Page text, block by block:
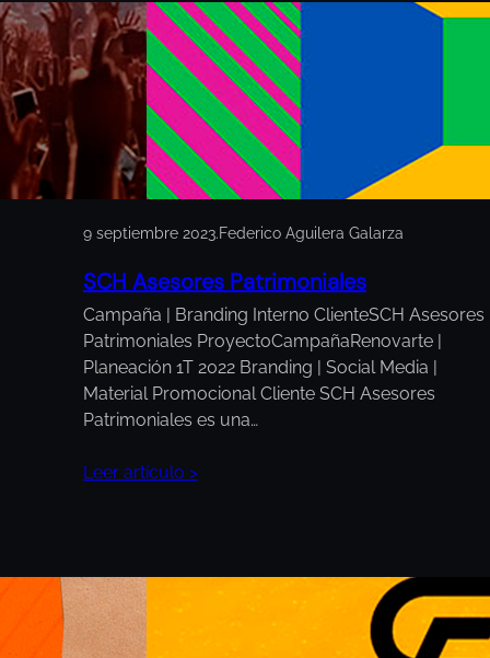
9 septiembre 2023.Federico Aguilera Galarza
SCH Asesores Patrimoniales
Campaña | Branding Interno ClienteSCH Asesores
Patrimoniales ProyectoCampañaRenovarte |
Planeación 1T 2022 Branding | Social Media |
Material Promocional Cliente SCH Asesores
Patrimoniales es una…
Leer artículo >